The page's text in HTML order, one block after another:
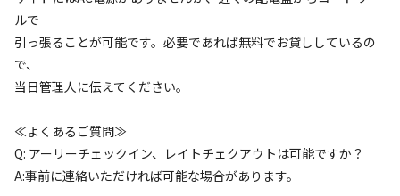
ルで
引っ張ることが可能です。必要であれば無料でお貸ししているの
で、
当日管理人に伝えてください。
≪よくあるご質問≫
Q: アーリーチェックイン、レイトチェクアウトは可能ですか？
A:事前に連絡いただければ可能な場合があります。
キャンプ場からのお知らせ
2023.8.5
はじめまして◯ ご覧いただきありがとうございます。
2023年4/1からグランドオープンしました。